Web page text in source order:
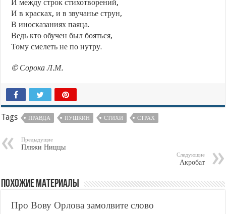
И между строк стихотворений,
И в красках, и в звучанье струн,
В иносказаниях паяца.
Ведь кто обучен был бояться,
Тому смелеть не по нутру.
© Сорока Л.М.
Tags ПРАВДА ПУШКИН СТИХИ СТРАХ
Предыдущие
Пляжи Ниццы
Следующие
Акробат
Похожие материалы
Про Вову Орлова замолвите слово